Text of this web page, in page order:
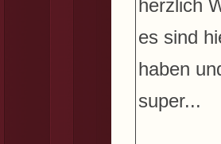
herzlich
es sind
haben
super...